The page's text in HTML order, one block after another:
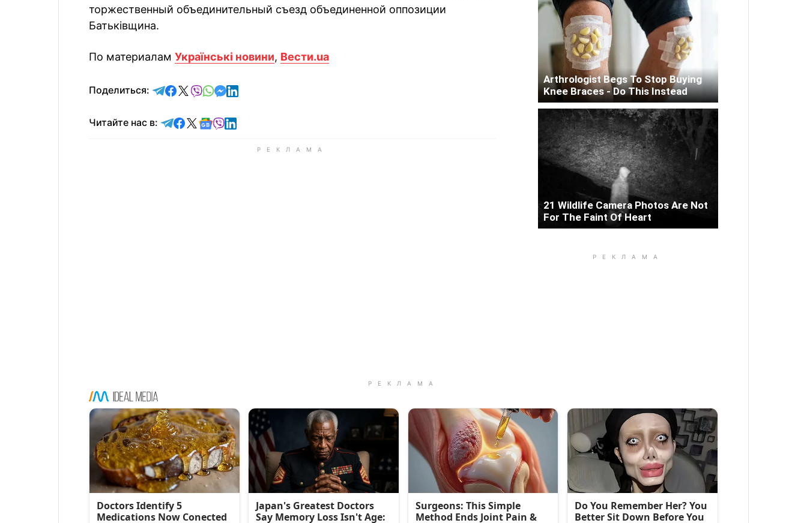
торжественный объединительный съезд объединенной оппозиции
Батьківщина.
По материалам Українські новини, Вести.ua
Поделиться: отправить в Telegram
поделиться в Facebook
поделиться в X
отправить в Viber
отправить в Whatsapp
отправить в Messenger
отправить в LinkedIn
Читайте нас в: Читайте в Telegram
Читайте в Facebook
Читайте в X
Читайте в Google news
Читайте в Viber
Читайте в LinkedIn